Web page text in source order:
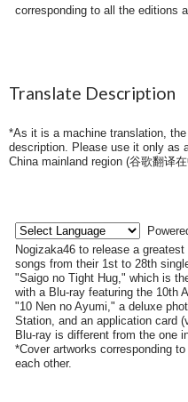
corresponding to all the editions
Translate Description
*As it is a machine translation,
description. Please use it only as
China mainland region (谷歌翻译